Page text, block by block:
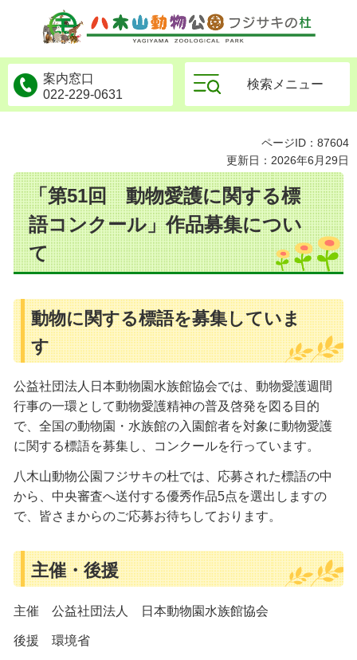
公園フジサキの杜
案内窓口
022-229-0631
検索メニュー
ページID：87604
更新日：2026年6月29日
「第51回 動物愛護に関する標
語コンクール」作品募集につい
て
動物に関する標語を募集していま
す
公益社団法人日本動物園水族館協会では、動物愛護週間
行事の一環として動物愛護精神の普及啓発を図る目的
で、全国の動物園・水族館の入園館者を対象に動物愛護
に関する標語を募集し、コンクールを行っています。
八木山動物公園フジサキの杜では、応募された標語の中
から、中央審査へ送付する優秀作品5点を選出しますの
で、皆さまからのご応募お待ちしております。
主催・後援
主催 公益社団法人 日本動物園水族館協会
後援 環境省